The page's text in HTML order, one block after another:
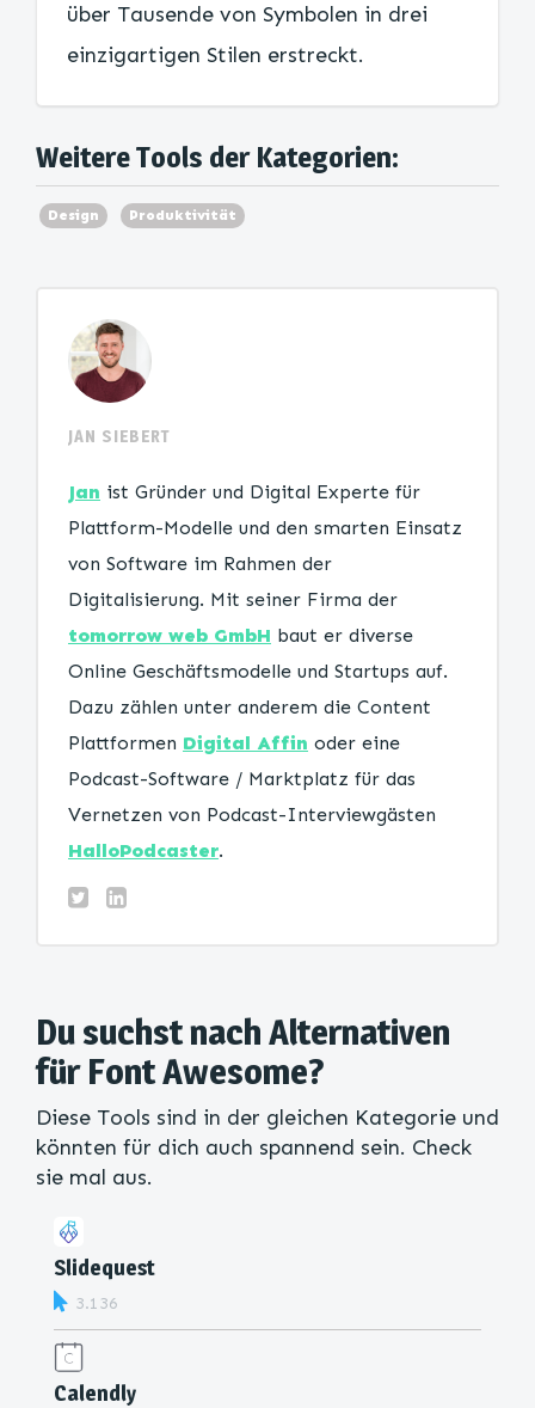
über Tausende von Symbolen in drei
einzigartigen Stilen erstreckt.
Weitere Tools der Kategorien:
Design Produktivität
JAN SIEBERT
Jan ist Gründer und Digital Experte für
Plattform-Modelle und den smarten Einsatz
von Software im Rahmen der
Digitalisierung. Mit seiner Firma der
tomorrow web GmbH baut er diverse
Online Geschäftsmodelle und Startups auf.
Dazu zählen unter anderem die Content
Plattformen Digital Affin oder eine
Podcast-Software / Marktplatz für das
Vernetzen von Podcast-Interviewgästen
HalloPodcaster.
Du suchst nach Alternativen
für Font Awesome?
Diese Tools sind in der gleichen Kategorie und
könnten für dich auch spannend sein. Check
sie mal aus.
Slidequest
3.136
Calendly